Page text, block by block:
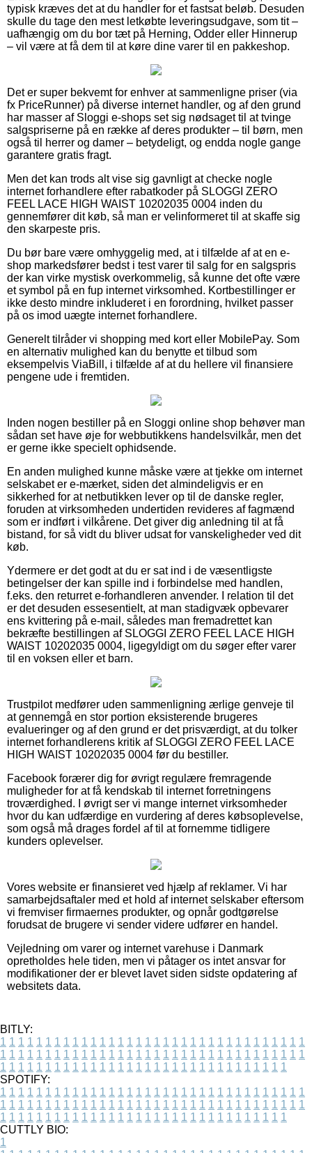
typisk kræves det at du handler for et fastsat beløb. Desuden
skulle du tage den mest letkøbte leveringsudgave, som tit –
uafhængig om du bor tæt på Herning, Odder eller Hinnerup
– vil være at få dem til at køre dine varer til en pakkeshop.
Det er super bekvemt for enhver at sammenligne priser (via
fx PriceRunner) på diverse internet handler, og af den grund
har masser af Sloggi e-shops set sig nødsaget til at tvinge
salgspriserne på en række af deres produkter – til børn, men
også til herrer og damer – betydeligt, og endda nogle gange
garantere gratis fragt.
Men det kan trods alt vise sig gavnligt at checke nogle
internet forhandlere efter rabatkoder på SLOGGI ZERO
FEEL LACE HIGH WAIST 10202035 0004 inden du
gennemfører dit køb, så man er velinformeret til at skaffe sig
den skarpeste pris.
Du bør bare være omhyggelig med, at i tilfælde af at en e-
shop markedsfører bedst i test varer til salg for en salgspris
der kan virke mystisk overkommelig, så kunne det ofte være
et symbol på en fup internet virksomhed. Kortbestillinger er
ikke desto mindre inkluderet i en forordning, hvilket passer
på os imod uægte internet forhandlere.
Generelt tilråder vi shopping med kort eller MobilePay. Som
en alternativ mulighed kan du benytte et tilbud som
eksempelvis ViaBill, i tilfælde af at du hellere vil finansiere
pengene ude i fremtiden.
Inden nogen bestiller på en Sloggi online shop behøver man
sådan set have øje for webbutikkens handelsvilkår, men det
er gerne ikke specielt ophidsende.
En anden mulighed kunne måske være at tjekke om internet
selskabet er e-mærket, siden det almindeligvis er en
sikkerhed for at netbutikken lever op til de danske regler,
foruden at virksomheden undertiden revideres af fagmænd
som er indført i vilkårene. Det giver dig anledning til at få
bistand, for så vidt du bliver udsat for vanskeligheder ved dit
køb.
Ydermere er det godt at du er sat ind i de væsentligste
betingelser der kan spille ind i forbindelse med handlen,
f.eks. den returret e-forhandleren anvender. I relation til det
er det desuden essesentielt, at man stadigvæk opbevarer
ens kvittering på e-mail, således man fremadrettet kan
bekræfte bestillingen af SLOGGI ZERO FEEL LACE HIGH
WAIST 10202035 0004, ligegyldigt om du søger efter varer
til en voksen eller et barn.
Trustpilot medfører uden sammenligning ærlige genveje til
at gennemgå en stor portion eksisterende brugeres
evalueringer og af den grund er det prisværdigt, at du tolker
internet forhandlerens kritik af SLOGGI ZERO FEEL LACE
HIGH WAIST 10202035 0004 før du bestiller.
Facebook forærer dig for øvrigt regulære fremragende
muligheder for at få kendskab til internet forretningens
troværdighed. I øvrigt ser vi mange internet virksomheder
hvor du kan udfærdige en vurdering af deres købsoplevelse,
som også må drages fordel af til at fornemme tidligere
kunders oplevelser.
Vores website er finansieret ved hjælp af reklamer. Vi har
samarbejdsaftaler med et hold af internet selskaber eftersom
vi fremviser firmaernes produkter, og opnår godtgørelse
forudsat de brugere vi sender videre udfører en handel.
Vejledning om varer og internet varehuse i Danmark
opretholdes hele tiden, men vi påtager os intet ansvar for
modifikationer der er blevet lavet siden sidste opdatering af
websitets data.
BITLY:
1 1 1 1 1 1 1 1 1 1 1 1 1 1 1 1 1 1 1 1 1 1 1 1 1 1 1 1 1 1 1 1 1 1
1 1 1 1 1 1 1 1 1 1 1 1 1 1 1 1 1 1 1 1 1 1 1 1 1 1 1 1 1 1 1 1 1 1
1 1 1 1 1 1 1 1 1 1 1 1 1 1 1 1 1 1 1 1 1 1 1 1 1 1 1 1 1 1 1 1
SPOTIFY:
1 1 1 1 1 1 1 1 1 1 1 1 1 1 1 1 1 1 1 1 1 1 1 1 1 1 1 1 1 1 1 1 1 1
1 1 1 1 1 1 1 1 1 1 1 1 1 1 1 1 1 1 1 1 1 1 1 1 1 1 1 1 1 1 1 1 1 1
1 1 1 1 1 1 1 1 1 1 1 1 1 1 1 1 1 1 1 1 1 1 1 1 1 1 1 1 1 1 1 1
CUTTLY BIO:
1